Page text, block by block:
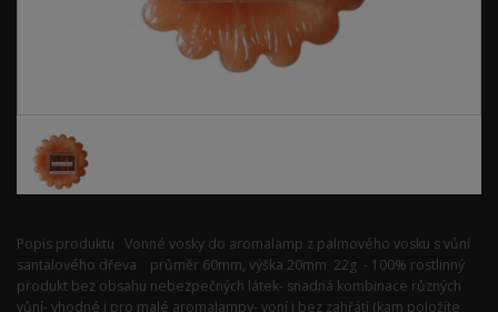
Popis produktu Vonné vosky do aromalamp z palmového vosku s vůní
santalového dřeva průměr 60mm, výška 20mm 22g - 100% rostlinný
produkt bez obsahu nebezpečných látek- snadná kombinace různých
vůní- vhodné i pro malé aromalampy- voní i bez zahřátí (kam položíte